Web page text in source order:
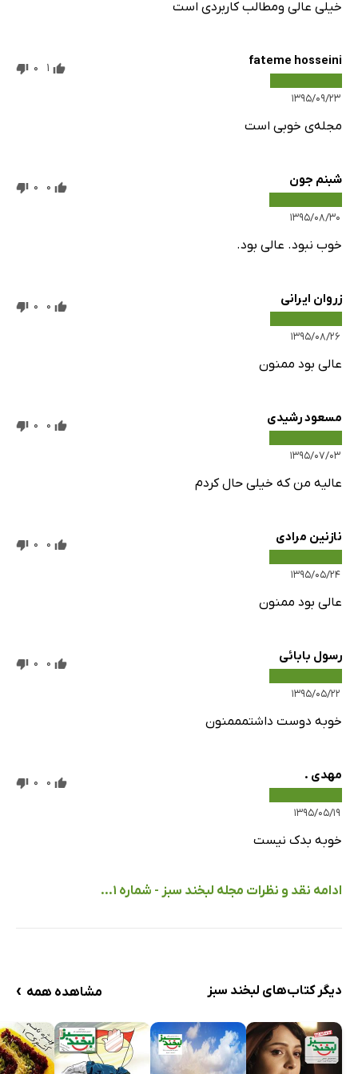
خیلی عالی ومطالب کاربردی است
fateme hosseini
۱۳۹۵/۰۹/۲۳
1
0
مجله‌ی خوبی است
شبنم جون
۱۳۹۵/۰۸/۳۰
0
0
خوب نبود. عالی بود.
زروان ایرانی
۱۳۹۵/۰۸/۲۶
0
0
عالی بود ممنون
مسعود رشیدی
۱۳۹۵/۰۷/۰۳
0
0
عالیه من که خیلی حال کردم
نازنین مرادی
۱۳۹۵/۰۵/۲۴
0
0
عالی بود ممنون
رسول بابائی
۱۳۹۵/۰۵/۲۲
0
0
خوبه دوست داشتمممنون
مهدی .
۱۳۹۵/۰۵/۱۹
0
0
خوبه بدک نیست
ادامه نقد و نظرات مجله لبخند سبز - شماره 1...
دیگر کتاب‌های لبخند سبز مشاهده همه ›